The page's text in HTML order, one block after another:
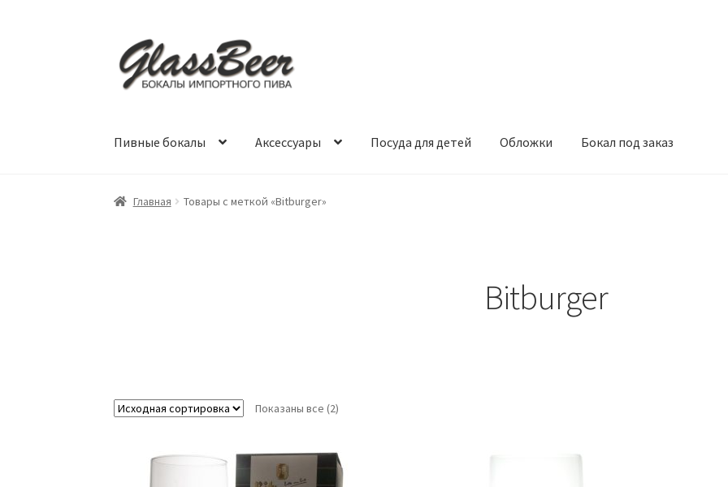
Перейти
к
навигации
Перейти
к
содержимому
Пивные бокалы Аксессуары Посуда для детей Обложки Бокал под заказ
Главная Товары с меткой «Bitburger»
Bitburger
Показаны все (2)